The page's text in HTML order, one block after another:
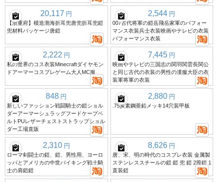
20,117 円
【浙重府】模造渤海折耳兜唐兜折耳兜鎧
兜材料パッケージ唐鎧
2,544 円
007古代将軍の鎧岳飛岳家軍のパフォー
マンス衣装兵士衣装映画やテレビの衣装
パフォーマンス衣装
2,222 円
私の世界のコス衣装Minecraftダイヤモン
ドアーマーコスプレゲーム大人MC服
7,445 円
映画やテレビの三国志の関羽関雲長関公
と同じ古代の衣装の男性の漢服大臣の衣
装軍将軍の衣装
848 円
新しいファッション戦闘騎士の鎧ショル
ダーアーマーシュラッグフードケープベ
ルトPUレザーチェストストラップショル
ダー工場直販
2,880 円
.75炭素鋼亜鉛メッキ14穴装甲板
2,310 円
ローマ剣闘士の鎧、鎧、男性用、ヨーロ
ッパとアメリカの中世バイキング戦士騎
士の肩鎧鎧
8,626 円
唐、宋、明の時代のコスプレ衣装 金属製
ステンレススチールの鎧 鎧 兜 鎧 2股鎧 1
直装鎧